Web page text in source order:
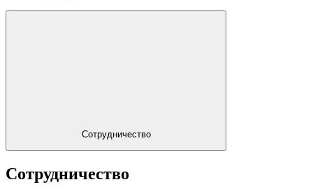
Сотрудничество
Сотрудничество